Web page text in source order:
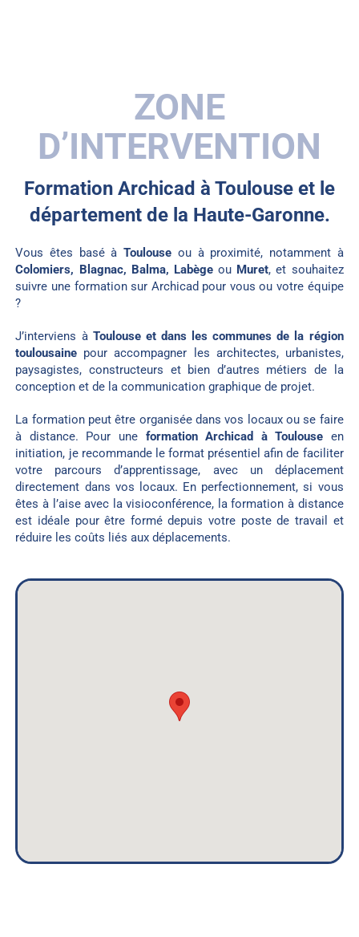
ZONE
D’INTERVENTION
Formation Archicad à Toulouse et le
département de la Haute-Garonne.
Vous êtes basé àToulouse ou à proximité, notamment à
Colomiers, Blagnac, Balma, Labègeou Muret, et souhaitez
suivre une formation sur Archicad pour vous ou votre équipe
?
J’interviens à Toulouse et dans les communes de la région
toulousaine pour accompagner les architectes, urbanistes,
paysagistes, constructeurs et bien d’autres métiers de la
conception et de la communication graphique de projet.
La formation peut être organisée dans vos locaux ou se faire
à distance. Pour une formation Archicad à Toulouse en
initiation, je recommande le format présentiel afin de faciliter
votre parcours d’apprentissage, avec un déplacement
directement dans vos locaux. En perfectionnement, si vous
êtes à l’aise avec la visioconférence, la formation à distance
est idéale pour être formé depuis votre poste de travail et
réduire les coûts liés aux déplacements.